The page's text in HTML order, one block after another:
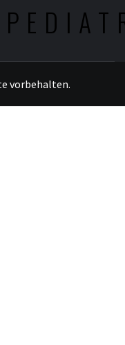
vorbehalten.